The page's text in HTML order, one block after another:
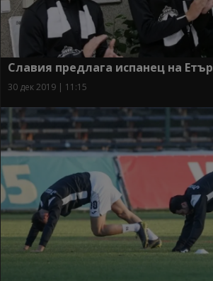
Славия предлага испанец на Етър
30 дек 2019 | 11:15